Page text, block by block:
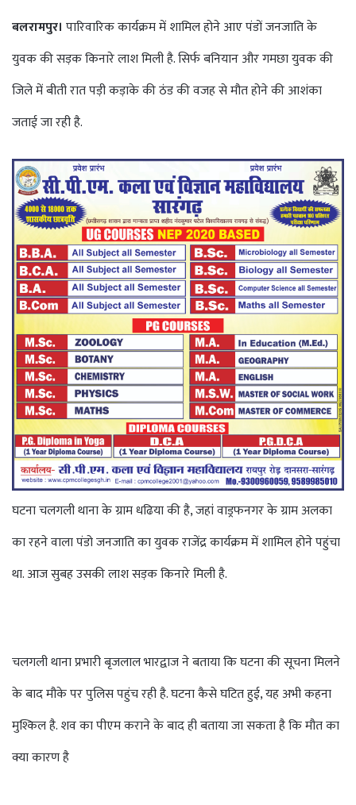
बलरामपुर। पारिवारिक कार्यक्रम में शामिल होने आए पंडों जनजाति के
युवक की सड़क किनारे लाश मिली है. सिर्फ बनियान और गमछा युवक की
जिले में बीती रात पड़ी कड़ाके की ठंड की वजह से मौत होने की आशंका
जताई जा रही है.
घटना चलगली थाना के ग्राम धढिया की है, जहां वाड्रफनगर के ग्राम अलका
का रहने वाला पंडो जनजाति का युवक राजेंद्र कार्यक्रम में शामिल होने पहुंचा
था. आज सुबह उसकी लाश सड़क किनारे मिली है.
चलगली थाना प्रभारी बृजलाल भारद्वाज ने बताया कि घटना की सूचना मिलने
के बाद मौके पर पुलिस पहुंच रही है. घटना कैसे घटित हुई, यह अभी कहना
मुश्किल है. शव का पीएम कराने के बाद ही बताया जा सकता है कि मौत का
क्या कारण है